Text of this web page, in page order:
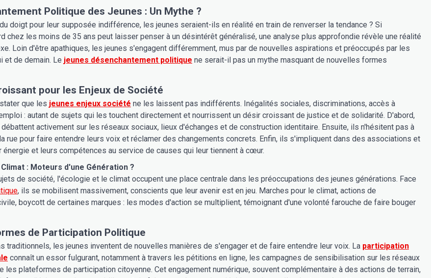
Politique des Jeunes : Un Mythe ?
doigt pour leur supposée indifférence, les jeunes seraient-ils en réalité en train de renverser la tendance ? Si
chez les moins de 35 ans peut laisser penser à un désintérêt généralisé, une analyse plus approfondie révèle une réalité
Loin d'être apathiques, les jeunes s'engagent différemment, mus par de nouvelles aspirations et préoccupés par les
et de demain. Le jeunes désenchantement politique ne serait-il pas un mythe masquant de nouvelles formes
pour les Enjeux de Société
que les jeunes enjeux société ne les laissent pas indifférents. Inégalités sociales, discriminations, accès à
: autant de sujets qui les touchent directement et nourrissent un désir croissant de justice et de solidarité. D'abord,
activement sur les réseaux sociaux, lieux d'échanges et de construction identitaire. Ensuite, ils n'hésitent pas à
rue pour faire entendre leurs voix et réclamer des changements concrets. Enfin, ils s'impliquent dans des associations et
énergie et leurs compétences au service de causes qui leur tiennent à cœur.
: Moteurs d'une Génération ?
de société, l'écologie et le climat occupent une place centrale dans les préoccupations des jeunes générations. Face
, ils se mobilisent massivement, conscients que leur avenir est en jeu. Marches pour le climat, actions de
boycott de certaines marques : les modes d'action se multiplient, témoignant d'une volonté farouche de faire bouger
de Participation Politique
traditionnels, les jeunes inventent de nouvelles manières de s'engager et de faire entendre leur voix. La participation
connaît un essor fulgurant, notamment à travers les pétitions en ligne, les campagnes de sensibilisation sur les réseaux
les plateformes de participation citoyenne. Cet engagement numérique, souvent complémentaire à des actions de terrain,